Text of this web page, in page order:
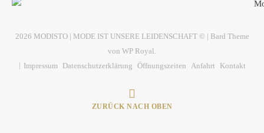
2026 MODISTO | MODE IST UNSERE LEIDENSCHAFT © | Bard Theme
von WP Royal.
Impressum Datenschutzerklärung Öffnungszeiten Anfahrt Kontakt
ZURÜCK NACH OBEN